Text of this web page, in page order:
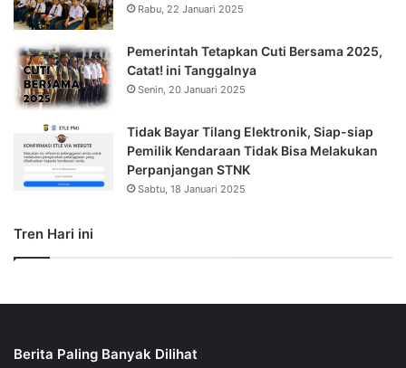
Rabu, 22 Januari 2025
Pemerintah Tetapkan Cuti Bersama 2025,
Catat! ini Tanggalnya
Senin, 20 Januari 2025
Tidak Bayar Tilang Elektronik, Siap-siap
Pemilik Kendaraan Tidak Bisa Melakukan
Perpanjangan STNK
Sabtu, 18 Januari 2025
Tren Hari ini
Berita Paling Banyak Dilihat